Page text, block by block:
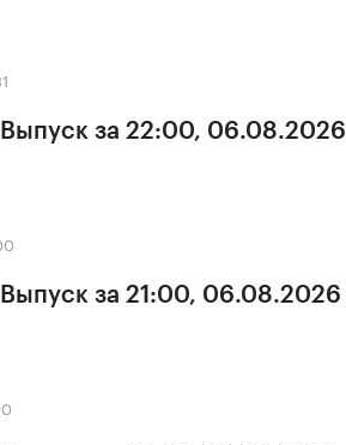
Выпуск за 22:00, 06.08.2026
Выпуск за 21:00, 06.08.2026